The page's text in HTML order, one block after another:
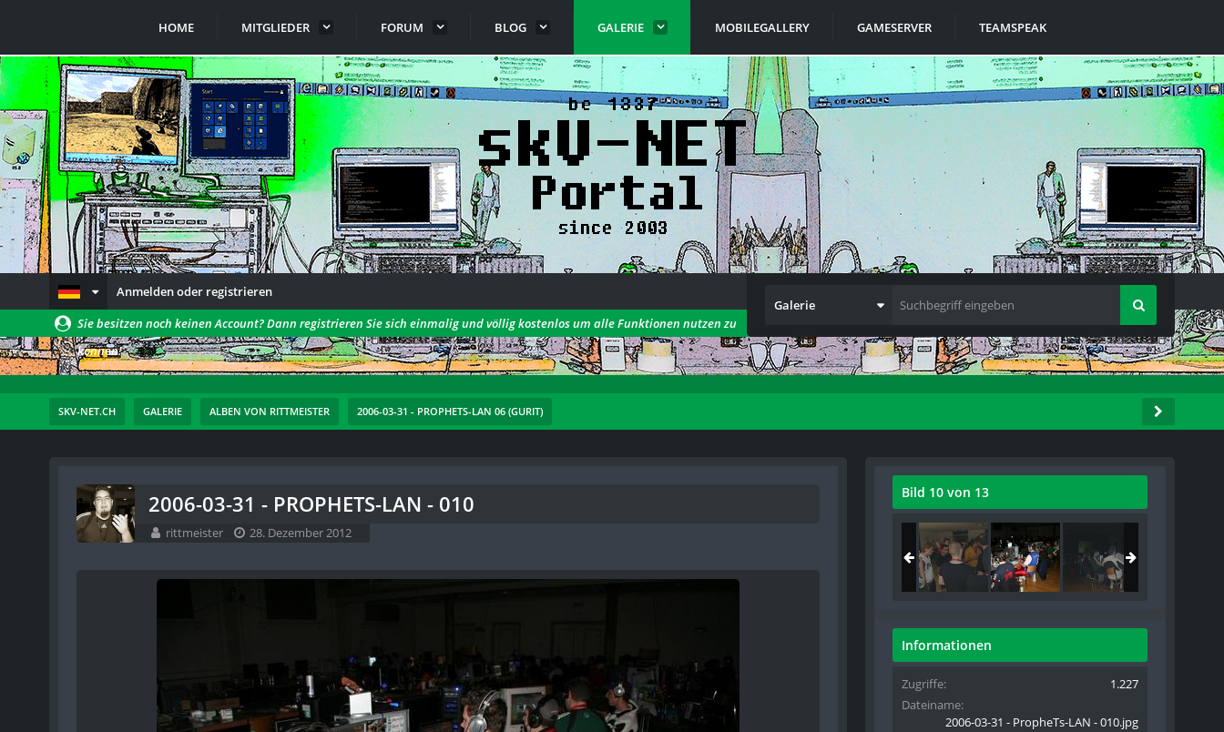
HOME MITGLIEDER FORUM BLOG GALERIE MOBILEGALLERY GAMESERVER TEAMSPEAK
Anmelden oder registrieren
Galerie
Sie besitzen noch keinen Account? Dann registrieren Sie sich einmalig und völlig kostenlos um alle Funktionen nutzen zu
können!
SKV-NET.CH GALERIE ALBEN VON RITTMEISTER 2006-03-31 - PROPHETS-LAN 06 (GURIT)
2006-03-31 - PROPHETS-LAN - 010
rittmeister 28. Dezember 2012
Bild 10 von 13
Informationen
Zugriffe
1.227
Dateiname
2006-03-31 - PropheTs-LAN - 010.jpg